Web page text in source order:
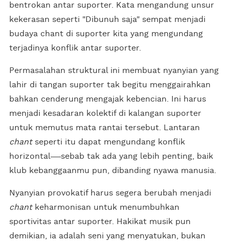
bentrokan antar suporter. Kata mengandung unsur
kekerasan seperti "Dibunuh saja" sempat menjadi
budaya chant di suporter kita yang mengundang
terjadinya konflik antar suporter.
Permasalahan struktural ini membuat nyanyian yang
lahir di tangan suporter tak begitu menggairahkan
bahkan cenderung mengajak kebencian. Ini harus
menjadi kesadaran kolektif di kalangan suporter
untuk memutus mata rantai tersebut. Lantaran
chantseperti itu dapat mengundang konflik
horizontal
sebab tak ada yang lebih penting, baik
klub kebanggaanmu pun, dibanding nyawa manusia.
Nyanyian provokatif harus segera berubah menjadi
chantkeharmonisan untuk menumbuhkan
sportivitas antar suporter. Hakikat musik pun
demikian, ia adalah seni yang menyatukan, bukan